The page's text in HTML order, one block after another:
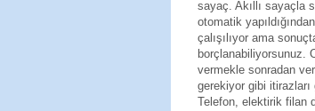
sayaç. Akıllı sayaçla
otomatik
çalışılıyor ama
borçlanabiliyorsunuz.
vermekle sonradan
gerekiyor gibi
Telefon, elektirik filan